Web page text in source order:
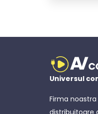
Universul
Firma
distribuitoare